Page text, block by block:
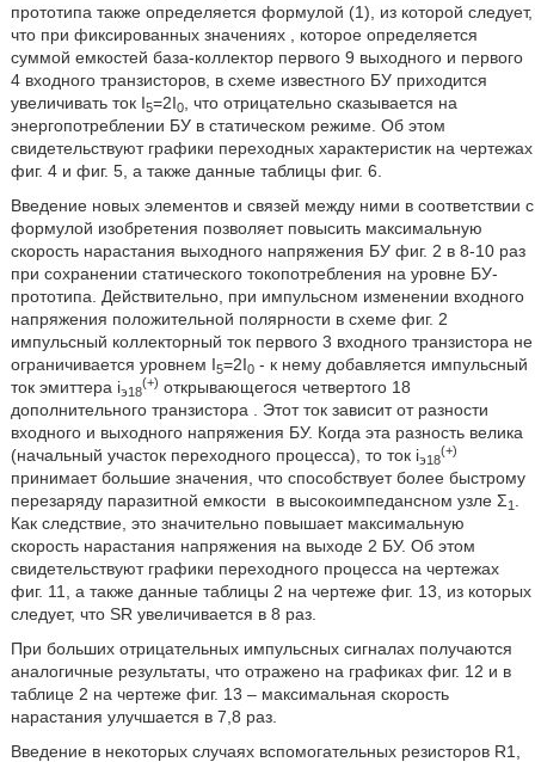
прототипа также определяется формулой (1), из которой следует,
что при фиксированных значениях
, которое определяется
суммой емкостей база-коллектор первого 9 выходного и первого
4 входного транзисторов, в схеме известного БУ приходится
увеличивать ток I5=2I0, что отрицательно сказывается на
энергопотреблении БУ в статическом режиме. Об этом
свидетельствуют графики переходных характеристик на чертежах
фиг. 4 и фиг. 5, а также данные таблицы фиг. 6.
Введение новых элементов и связей между ними в соответствии с
формулой изобретения позволяет повысить максимальную
скорость нарастания выходного напряжения БУ фиг. 2 в 8-10 раз
при сохранении статического токопотребления на уровне БУ-
прототипа. Действительно, при импульсном изменении входного
напряжения положительной полярности в схеме фиг. 2
импульсный коллекторный ток первого 3 входного транзистора не
ограничивается уровнем I5=2I0- к нему добавляется импульсный
ток эмиттера iэ18
(+) открывающегося четвертого 18
дополнительного транзистора . Этот ток зависит от разности
входного и выходного напряжения БУ. Когда эта разность велика
(начальный участок переходного процесса), то ток iэ18
(+)
принимает большие значения, что способствует более быстрому
перезаряду паразитной емкости
в высокоимпедансном узле Σ1
Как следствие, это значительно повышает максимальную
скорость нарастания напряжения на выходе 2 БУ. Об этом
свидетельствуют графики переходного процесса на чертежах
фиг. 11, а также данные таблицы 2 на чертеже фиг. 13, из которых
следует, что SR увеличивается в 8 раз.
При больших отрицательных импульсных сигналах получаются
аналогичные результаты, что отражено на графиках фиг. 12 и в
таблице 2 на чертеже фиг. 13 – максимальная скорость
нарастания улучшается в 7,8 раз.
Введение в некоторых случаях вспомогательных резисторов R1,